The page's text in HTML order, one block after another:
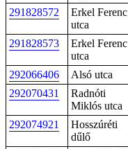
291828572
Erkel Ferenc
utca
291828573
Erkel Ferenc
utca
292066406 Alsó utca
292070431
Radnóti
Miklós utca
292074921
Hosszúréti
dűlő